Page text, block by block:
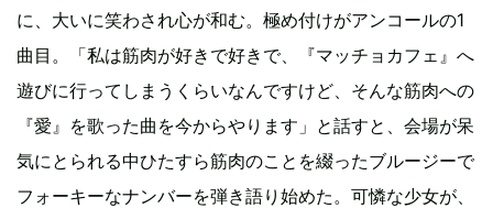
に、大いに笑わされ心が和む。極め付けがアンコールの1
曲目。「私は筋肉が好きで好きで、『マッチョカフェ』へ
遊びに行ってしまうくらいなんですけど、そんな筋肉への
『愛』を歌った曲を今からやります」と話すと、会場が呆
気にとられる中ひたすら筋肉のことを綴ったブルージーで
フォーキーなナンバーを弾き語り始めた。可憐な少女が、